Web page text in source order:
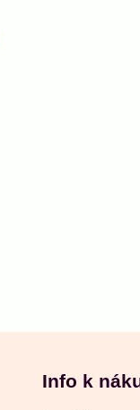
Info k